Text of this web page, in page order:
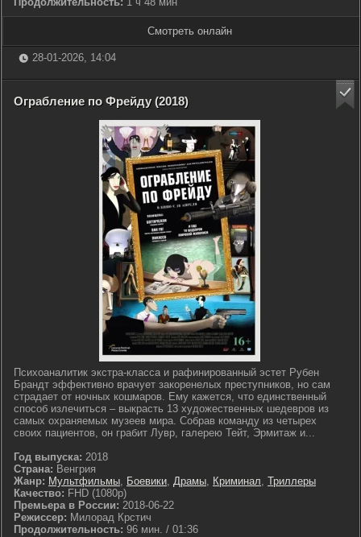
Смотреть онлайн
28-01-2026, 14:04
Ограбление по Фрейду (2018)
Психоаналитик экстра-класса и рафинированный эстет Рубен
Брандт эффективно врачует закоренелых преступников, но сам
страдает от ночных кошмаров. Ему кажется, что единственный
способ излечиться – выкрасть 13 художественных шедевров из
самых охраняемых музеев мира. Собрав команду из четырех
своих пациентов, он грабит Лувр, галерею Тейт, Эрмитаж и...
Год выпуска: 2018
Страна: Венгрия
Жанр: Мультфильмы, Боевики, Драмы, Криминал, Триллеры
Качество: FHD (1080p)
Премьера в России: 2018-06-22
Режиссер: Милорад Крстич
Продолжительность: 96 мин. / 01:36